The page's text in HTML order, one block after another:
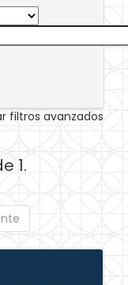
filtros avanzados
1.